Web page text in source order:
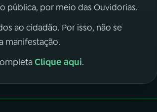
pública, por meio das Ouvidorias.
ao cidadão. Por isso, não se
manifestação.
Clique aqui.